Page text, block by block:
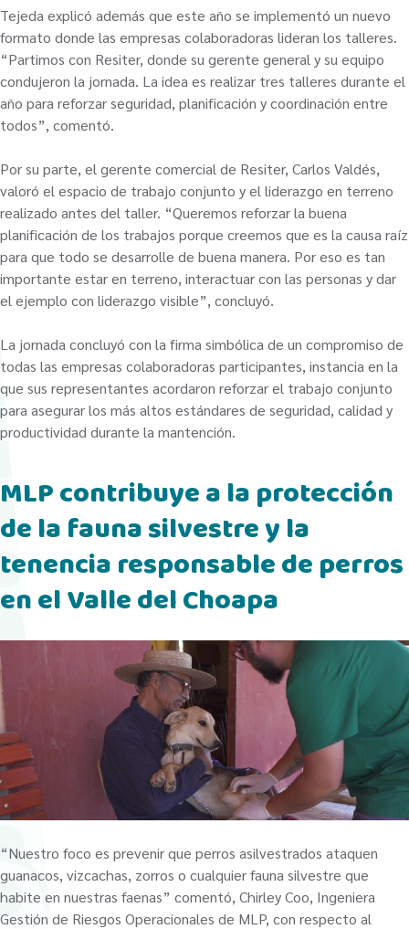
Tejeda explicó además que este año se implementó un nuevo
formato donde las empresas colaboradoras lideran los talleres.
“Partimos con Resiter, donde su gerente general y su equipo
condujeron la jornada. La idea es realizar tres talleres durante el
año para reforzar seguridad, planificación y coordinación entre
todos”, comentó.
Por su parte, el gerente comercial de Resiter, Carlos Valdés,
valoró el espacio de trabajo conjunto y el liderazgo en terreno
realizado antes del taller. “Queremos reforzar la buena
planificación de los trabajos porque creemos que es la causa raíz
para que todo se desarrolle de buena manera. Por eso es tan
importante estar en terreno, interactuar con las personas y dar
el ejemplo con liderazgo visible”, concluyó.
La jornada concluyó con la firma simbólica de un compromiso de
todas las empresas colaboradoras participantes, instancia en la
que sus representantes acordaron reforzar el trabajo conjunto
para asegurar los más altos estándares de seguridad, calidad y
productividad durante la mantención.
MLP contribuye a la protección
de la fauna silvestre y la
tenencia responsable de perros
en el Valle del Choapa
“Nuestro foco es prevenir que perros asilvestrados ataquen
guanacos, vizcachas, zorros o cualquier fauna silvestre que
habite en nuestras faenas” comentó, Chirley Coo, Ingeniera
Gestión de Riesgos Operacionales de MLP, con respecto al